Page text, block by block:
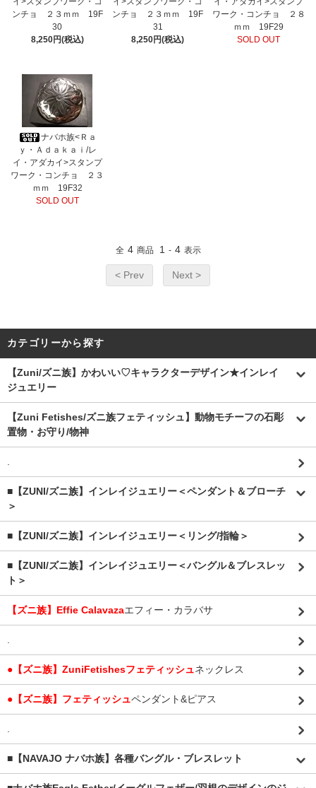
ンチョ ２３ｍｍ 19F
30
8,250円(税込)
ンチョ ２３ｍｍ 19F
31
8,250円(税込)
ワーク・コンチョ ２８
ｍｍ 19F29
SOLD OUT
ナバホ族<Ｒａ
ｙ・Ａｄａｋａｉ/レ
イ・アダカイ>スタンプ
ワーク・コンチョ ２３
ｍｍ 19F32
SOLD OUT
全 4 商品 1 - 4 表示
< Prev Next >
カテゴリーから探す
【Zuni/ズニ族】かわいい♡キャラクターデザイン★インレイ
ジュエリー
【Zuni Fetishes/ズニ族フェティッシュ】動物モチーフの石彫
置物・お守り/物神
■【ZUNI/ズニ族】インレイジュエリー＜ペンダント＆ブローチ
＞
■【ZUNI/ズニ族】インレイジュエリー＜リング/指輪＞
■【ZUNI/ズニ族】インレイジュエリー＜バングル＆ブレスレッ
ト＞
【ズニ族】Effie Calavazaエフィー・カラバサ
●【ズニ族】ZuniFetishesフェティッシュネックレス
●【ズニ族】フェティッシュペンダント&ピアス
■【NAVAJO ナバホ族】各種バングル・ブレスレット